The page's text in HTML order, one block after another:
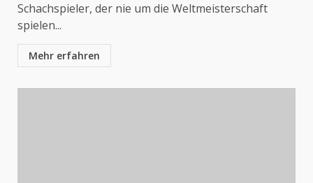
Schachspieler, der nie um die Weltmeisterschaft
spielen...
Mehr erfahren